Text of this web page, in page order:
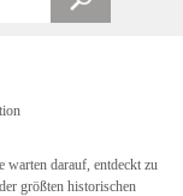
darauf, entdeckt zu
größten historischen